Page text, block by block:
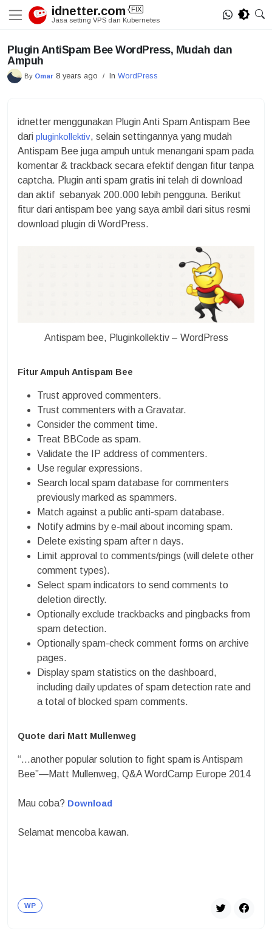
idnetter.com FIX
Jasa setting VPS dan Kubernetes
Plugin AntiSpam Bee WordPress, Mudah dan
Ampuh
By Omar 8 years ago / In WordPress
idnetter menggunakan Plugin Anti Spam Antispam Bee
dari pluginkollektiv, selain settingannya yang mudah
Antispam Bee juga ampuh untuk menangani spam pada
komentar & trackback secara efektif dengan fitur tanpa
captcha. Plugin anti spam gratis ini telah di download
dan aktif sebanyak 200.000 lebih pengguna. Berikut
fitur dari antispam bee yang saya ambil dari situs resmi
download plugin di WordPress.
Antispam bee, Pluginkollektiv – WordPress
Fitur Ampuh Antispam Bee
Trust approved commenters.
Trust commenters with a Gravatar.
Consider the comment time.
Treat BBCode as spam.
Validate the IP address of commenters.
Use regular expressions.
Search local spam database for commenters
previously marked as spammers.
Match against a public anti-spam database.
Notify admins by e-mail about incoming spam.
Delete existing spam after n days.
Limit approval to comments/pings (will delete other
comment types).
Select spam indicators to send comments to
deletion directly.
Optionally exclude trackbacks and pingbacks from
spam detection.
Optionally spam-check comment forms on archive
pages.
Display spam statistics on the dashboard,
including daily updates of spam detection rate and
a total of blocked spam comments.
Quote dari Matt Mullenweg
“…another popular solution to fight spam is Antispam
Bee”—Matt Mullenweg, Q&A WordCamp Europe 2014
Mau coba? Download
Selamat mencoba kawan.
WP